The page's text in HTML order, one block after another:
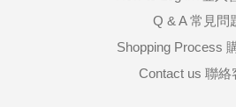
Q & A 常見問
Shopping Process
Contact us 聯絡